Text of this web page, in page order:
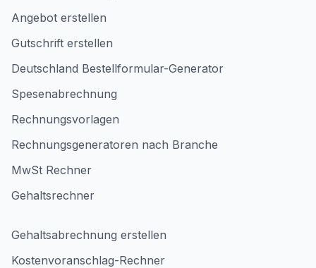
Angebot erstellen
Gutschrift erstellen
Deutschland Bestellformular-Generator
Spesenabrechnung
Rechnungsvorlagen
Rechnungsgeneratoren nach Branche
MwSt Rechner
Gehaltsrechner
Gehaltsabrechnung erstellen
Kostenvoranschlag-Rechner